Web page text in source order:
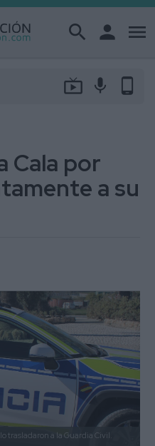
search person menu
live_tv mic phone_android
Cala por
a su
trasladaron a la Guardia Civil.